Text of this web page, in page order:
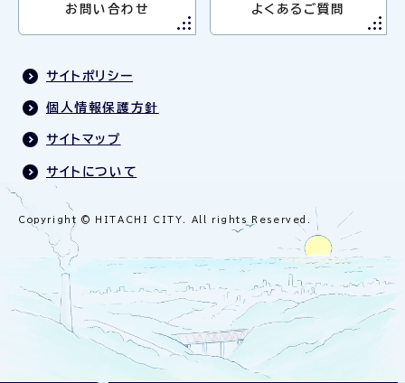
お問い合わせ よくあるご質問
サイトポリシー
個人情報保護方針
サイトマップ
サイトについて
Copyright © HITACHI CITY. All rights Reserved.